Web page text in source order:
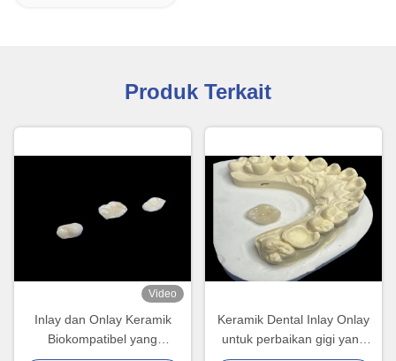
Produk Terkait
Video
Inlay dan Onlay Keramik
Biokompatibel yang
Keramik Dental Inlay Onlay
untuk perbaikan gigi yang